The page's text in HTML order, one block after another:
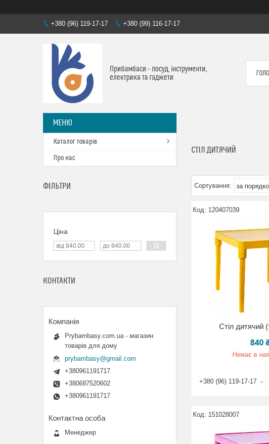
+380 (96) 119-17-17 +380 (99) 116-17-17
Прибамбаси - посуд, інструменти,
електрика та гаджети
СТІЛ ДИТЯЧИЙ
120407039
Стіл дитячий
840
Немає в
+380 (96) 119-17-17
151028007
Каталог товарів
Про нас
ФІЛЬТРИ
Ціна
КОНТАКТИ
Prybambasy.com.ua - магазин
товарів для дому
prybambasy@gmail.com
+380961191717
+380687520602
+380961191717
Менеджер